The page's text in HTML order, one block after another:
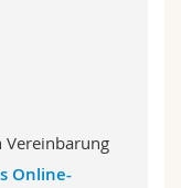
Diplom
Vereinbarung
Online-